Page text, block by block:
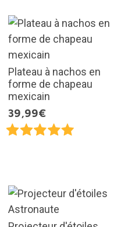
Plateau à nachos en
forme de chapeau
mexicain
39,99€